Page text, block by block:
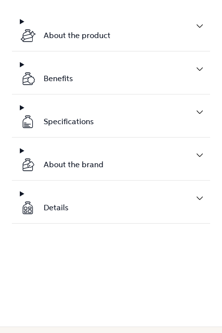
About the product
Benefits
Specifications
About the brand
Details